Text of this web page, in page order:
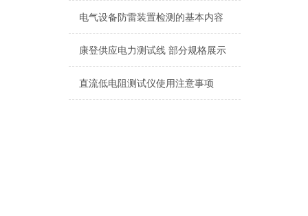
电气设备防雷装置检测的基本内容
康登供应电力测试线 部分规格展示
直流低电阻测试仪使用注意事项